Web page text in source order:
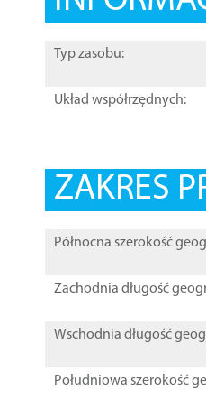
Typ zasobu:
Układ współrzędnych:
ZAKRES
Północna szerokość
Zachodnia długość
Wschodnia długość
Południowa szerokość